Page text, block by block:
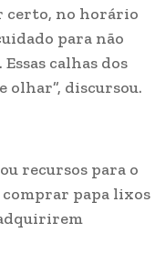
certo, no horário
para não
calhas dos
olhar”, discursou.
recursos para o
comprar papa lixos